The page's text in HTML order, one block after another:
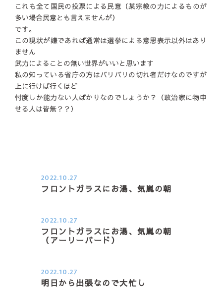
これも全て国民の投票による民意（某宗教の力によるものが
多い場合民意とも言えませんが）
です。
この現状が嫌であれば通常は選挙による意思表示以外はあり
ません
武力によることの無い世界がいいと思います
私の知っている省庁の方はバリバリの切れ者だけなのですが
上に行けば行くほど
忖度しか能力ない人ばかりなのでしょうか？（政治家に物申
せる人は皆無？？）
フロントガラスにお湯、気嵐の朝
2022.10.27
フロントガラスにお湯、気嵐の朝
（アーリーバード）
2022.10.27
明日から出張なので大忙し
2022.10.27